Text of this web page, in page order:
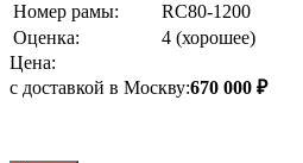
Номер рамы:
RC80-1200
Оценка:
4 (хорошее)
Цена:
с доставкой в Москву:670 000 ₽